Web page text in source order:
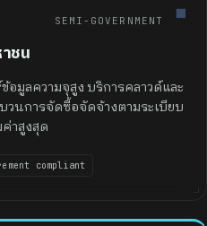
■
SEMI-GOVERNMENT
ชน
อมูลความจุสูง บริการคลาวด์และ
วนการจัดซื้อจัดจ้างตามระเบียบ
าสูงสุด
compliant